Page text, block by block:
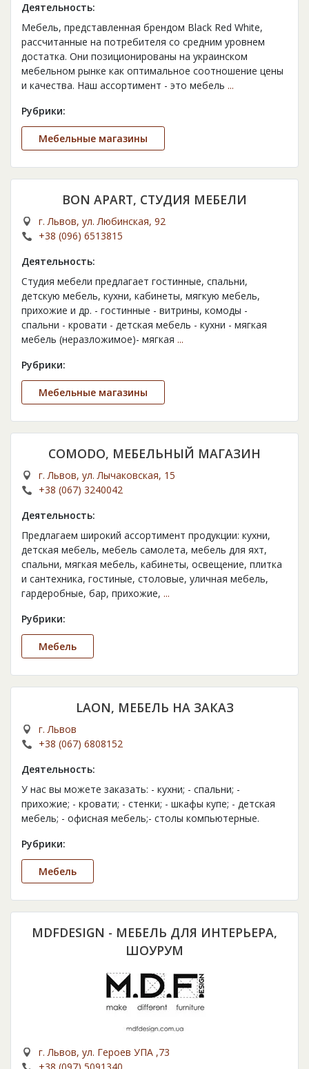
Деятельность:
Мебель, представленная брендом Black Red White,
рассчитанные на потребителя со средним уровнем
достатка. Они позиционированы на украинском
мебельном рынке как оптимальное соотношение цены
и качества. Наш ассортимент - это мебель ...
Рубрики:
Мебельные магазины
BON APART, СТУДИЯ МЕБЕЛИ
г. Львов, ул. Любинская, 92
+38 (096) 6513815
Деятельность:
Студия мебели предлагает гостинные, спальни,
детскую мебель, кухни, кабинеты, мягкую мебель,
прихожие и др. - гостинные - витрины, комоды -
спальни - кровати - детская мебель - кухни - мягкая
мебель (неразложимое)- мягкая ...
Рубрики:
Мебельные магазины
COMODO, МЕБЕЛЬНЫЙ МАГАЗИН
г. Львов, ул. Лычаковская, 15
+38 (067) 3240042
Деятельность:
Предлагаем широкий ассортимент продукции: кухни,
детская мебель, мебель самолета, мебель для яхт,
спальни, мягкая мебель, кабинеты, освещение, плитка
и сантехника, гостиные, столовые, уличная мебель,
гардеробные, бар, прихожие, ...
Рубрики:
Мебель
LAON, МЕБЕЛЬ НА ЗАКАЗ
г. Львов
+38 (067) 6808152
Деятельность:
У нас вы можете заказать: - кухни; - спальни; -
прихожие; - кровати; - стенки; - шкафы купе; - детская
мебель; - офисная мебель;- столы компьютерные.
Рубрики:
Мебель
MDFDESIGN - МЕБЕЛЬ ДЛЯ ИНТЕРЬЕРА,
ШОУРУМ
г. Львов, ул. Героев УПА ,73